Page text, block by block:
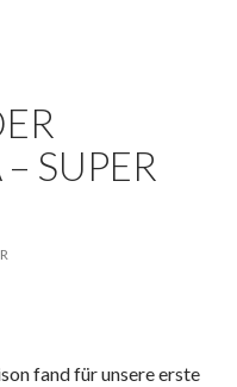
SUPER
fand für unsere erste